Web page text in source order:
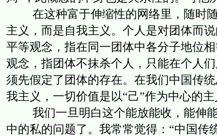
在这种富于伸缩性的网络里，随时随
主义，而是自我主义。个人是对团体而
平等观念，指在同一团体中各分子地位
观念，指团体不抹杀个人，只能在个人
须先假定了团体的存在。在我们中国传
我主义，一切价值是以“己”作为中心的
我们一旦明白这个能放能收，能伸能
中的私的问题了。我常常觉得：“中国